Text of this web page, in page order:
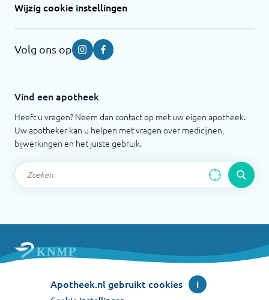
Wijzig cookie instellingen
Volg ons op InstagramFacebook
Vind een apotheek
Heeft u vragen? Neem dan contact op met uw eigen apotheek.
Uw apotheker kan u helpen met vragen over medicijnen,
bijwerkingen en het juiste gebruik.
Nederlandse Maatschappij ter bevordering der
Apotheek.nl gebruikt cookies i